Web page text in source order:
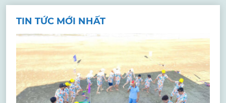
TIN TỨC MỚI NHẤT